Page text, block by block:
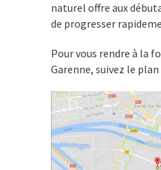
naturel offre aux
de progresser
Pour vous rendre à la
Garenne, suivez le plan